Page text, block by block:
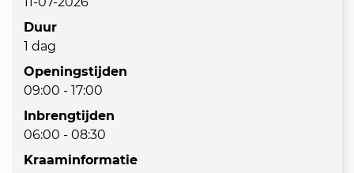
Duur
1 dag
Openingstijden
09:00 - 17:00
Inbrengtijden
06:00 - 08:30
Kraaminformatie